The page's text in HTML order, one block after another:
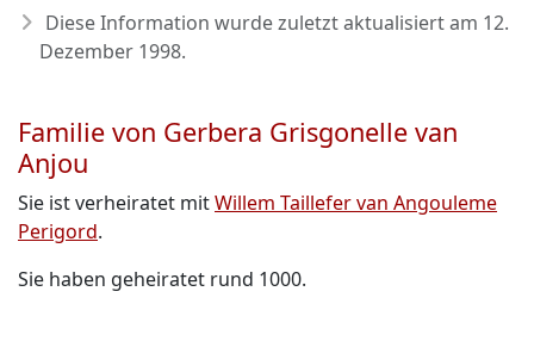
Diese Information wurde zuletzt aktualisiert am 12.
Dezember 1998.
Familie von Gerbera Grisgonelle van
Anjou
Sie ist verheiratet mitWillem Taillefer van Angouleme
Perigord.
Sie haben geheiratet rund 1000.